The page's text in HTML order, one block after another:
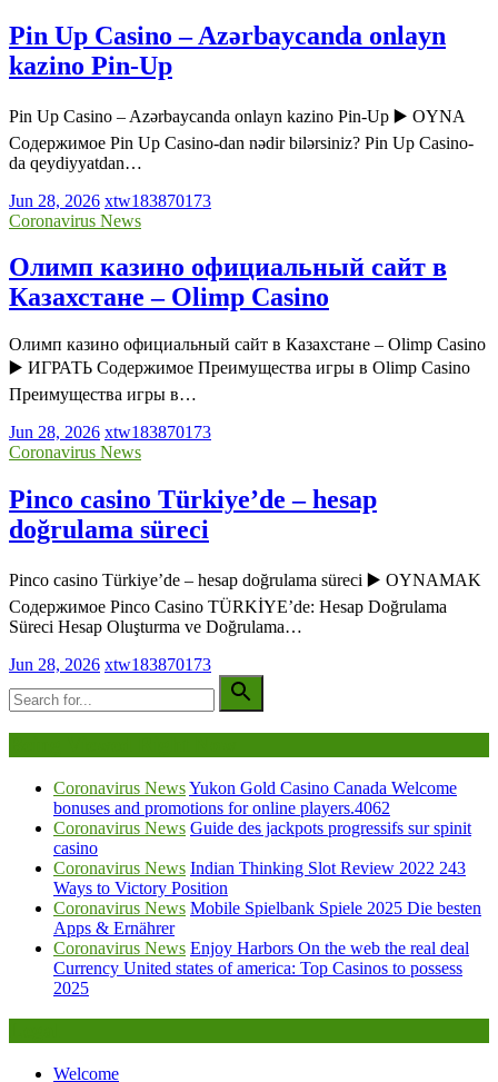
Pin Up Casino – Azərbaycanda onlayn
kazino Pin-Up
Pin Up Casino – Azərbaycanda onlayn kazino Pin-Up ▶️ OYNA
Содержимое Pin Up Casino-dan nədir bilərsiniz? Pin Up Casino-
da qeydiyyatdan…
Jun 28, 2026 xtw183870173
Coronavirus News
Олимп казино официальный сайт в
Казахстане – Olimp Casino
Олимп казино официальный сайт в Казахстане – Olimp Casino
▶️ ИГРАТЬ Содержимое Преимущества игры в Olimp Casino
Преимущества игры в…
Jun 28, 2026 xtw183870173
Coronavirus News
Pinco casino Türkiye’de – hesap
doğrulama süreci
Pinco casino Türkiye’de – hesap doğrulama süreci ▶️ OYNAMAK
Содержимое Pinco Casino TÜRKİYE’de: Hesap Doğrulama
Süreci Hesap Oluşturma ve Doğrulama…
Jun 28, 2026 xtw183870173
Coronavirus NewsYukon Gold Casino Canada Welcome
bonuses and promotions for online players.4062
Coronavirus News Guide des jackpots progressifs sur spinit
casino
Coronavirus News Indian Thinking Slot Review 2022 243
Ways to Victory Position
Coronavirus News Mobile Spielbank Spiele 2025 Die besten
Apps & Ernährer
Coronavirus News Enjoy Harbors On the web the real deal
Currency United states of america: Top Casinos to possess
2025
Welcome